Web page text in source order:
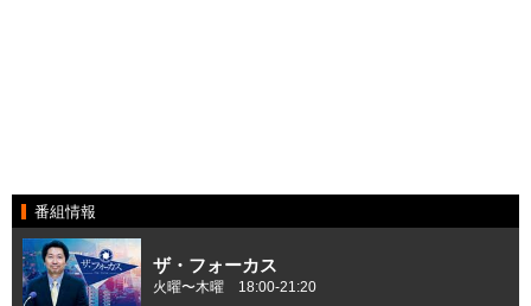
番組情報
ザ・フォーカス
火曜〜木曜 18:00-21:20